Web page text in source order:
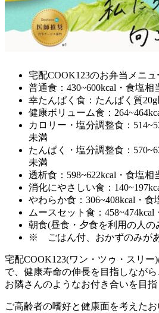
宅配COOK123のお弁当メニュ
普通食：430~600kcal・食塩相
幸たんぱく食：たんぱく質20g
健康ボリューム食：
カロリー・塩分調整食：
未満
たんぱく・塩分調整食：
未満
透析食：598~622kcal・食塩相
消化にやさしい食：
やわらか食：306~408kcal・食
ムースセット食：
朝食(昼食・夕食を利用の人の
※ ごはん付、おかずのみが
宅配COOK123(ワン・ツゥ・スリー
で、健康寿命の伸長を目指しなが
お隣さんのようなお付き合いを目
ご高齢者の嗜好と健康面を考えた